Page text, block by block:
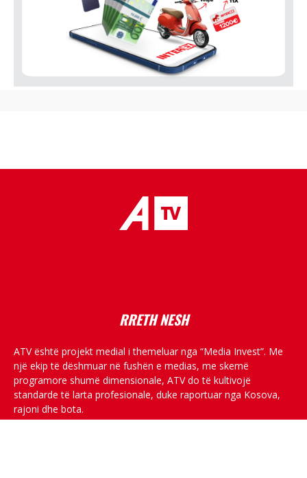
RRETH NESH
ATV është projekt medial i themeluar nga “Media Invest”. Me
një ekip të dëshmuar në fushën e medias, me skemë
programore shumë dimensionale, ATV do të kultivojë
standarde të larta profesionale, duke raportuar nga Kosova,
rajoni dhe bota.